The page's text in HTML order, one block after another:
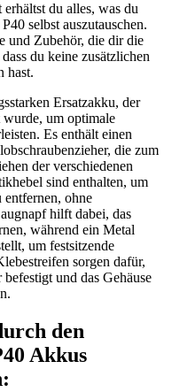
du alles, was du
selbst auszutauschen.
und Zubehör, die dir die
du keine zusätzlichen
hast.
Ersatzakku, der
um optimale
Es enthält einen
die zum
der verschiedenen
sind enthalten, um
entfernen, ohne
hilft dabei, das
während ein Metal
um festsitzende
sorgen dafür,
und das Gehäuse
den
Akkus